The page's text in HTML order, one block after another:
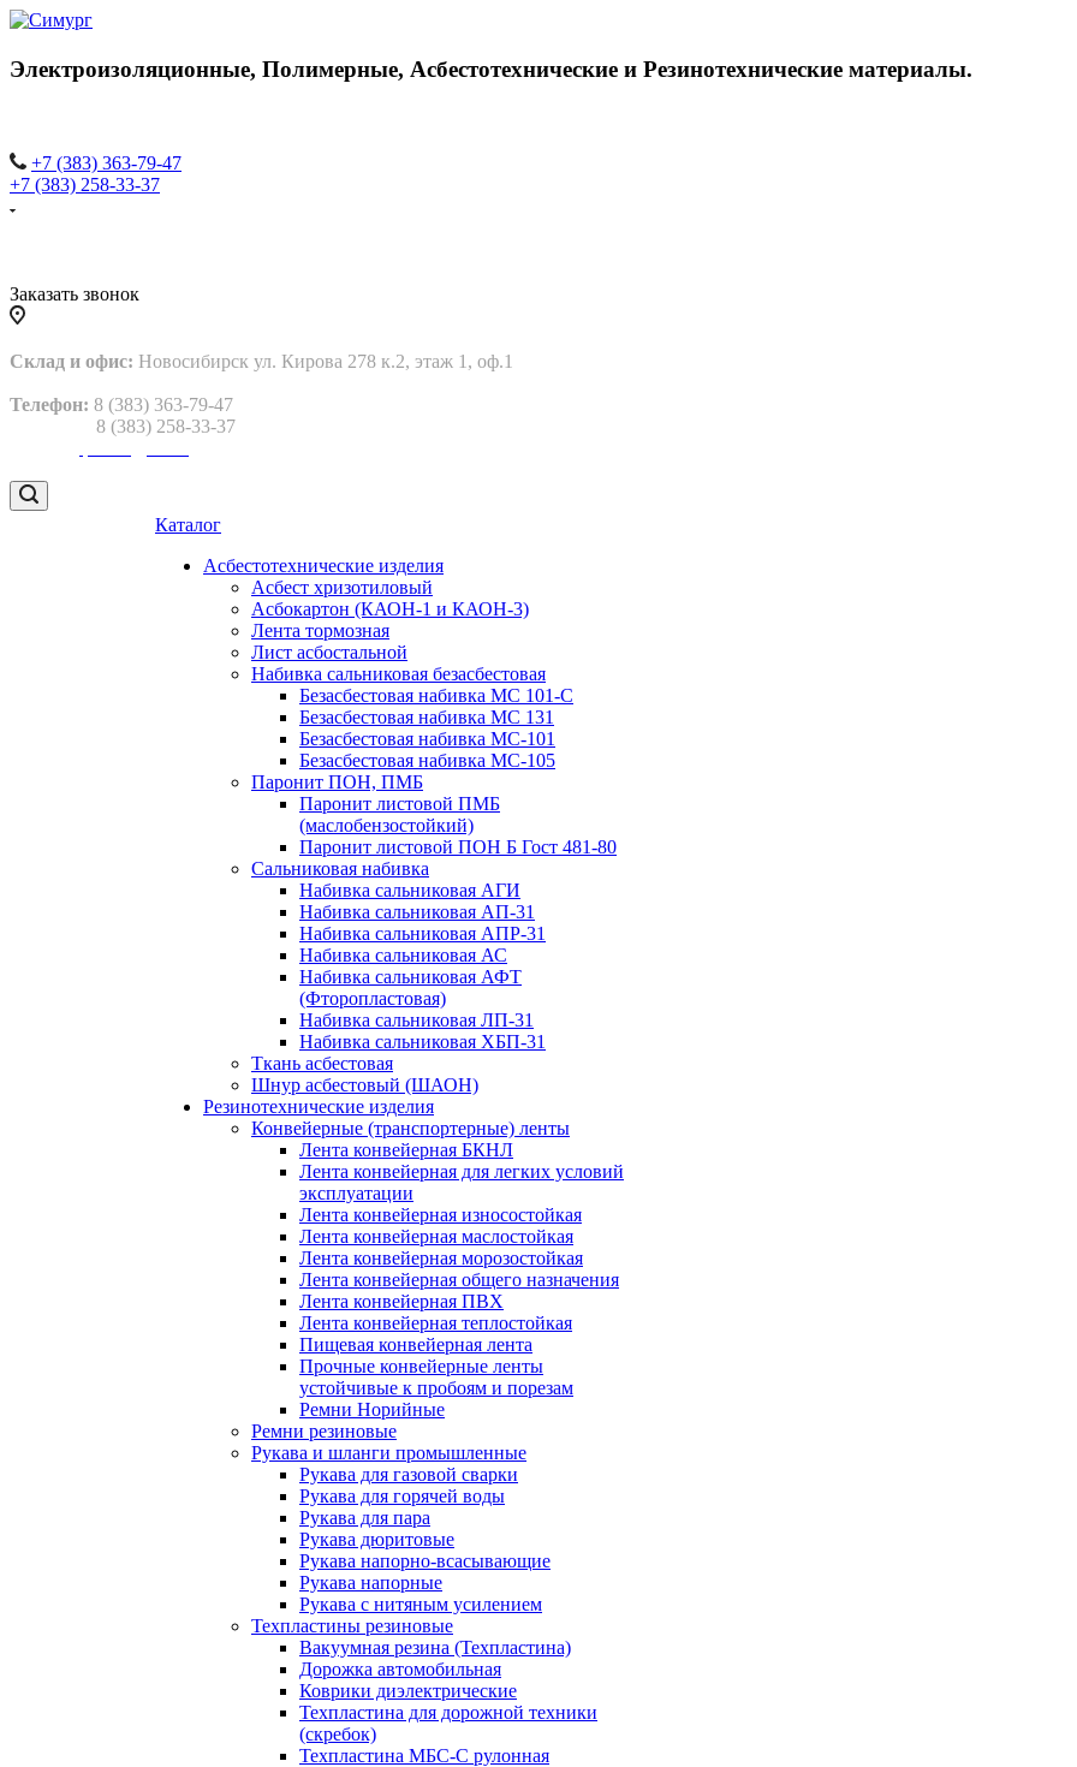
Электроизоляционные, Полимерные, Асбестотехнические и Резинотехнические материалы.
+7 (383) 363-79-47
+7 (383) 258-33-37
Заказать звонок
Склад и офис: Новосибирск ул. Кирова 278 к.2, этаж 1, оф.1
Телефон: 8 (383) 363-79-47
8 (383) 258-33-37
Каталог
Асбестотехнические изделия
Асбест хризотиловый
Асбокартон (КАОН-1 и КАОН-3)
Лента тормозная
Лист асбостальной
Набивка сальниковая безасбестовая
Безасбестовая набивка МС 101-С
Безасбестовая набивка МС 131
Безасбестовая набивка МС-101
Безасбестовая набивка МС-105
Паронит ПОН, ПМБ
Паронит листовой ПМБ
(маслобензостойкий)
Паронит листовой ПОН Б Гост 481-80
Сальниковая набивка
Набивка сальниковая АГИ
Набивка сальниковая АП-31
Набивка сальниковая АПР-31
Набивка сальниковая АС
Набивка сальниковая АФТ
(Фторопластовая)
Набивка сальниковая ЛП-31
Набивка сальниковая ХБП-31
Ткань асбестовая
Шнур асбестовый (ШАОН)
Резинотехнические изделия
Конвейерные (транспортерные) ленты
Лента конвейерная БКНЛ
Лента конвейерная для легких условий
эксплуатации
Лента конвейерная износостойкая
Лента конвейерная маслостойкая
Лента конвейерная морозостойкая
Лента конвейерная общего назначения
Лента конвейерная ПВХ
Лента конвейерная теплостойкая
Пищевая конвейерная лента
Прочные конвейерные ленты
устойчивые к пробоям и порезам
Ремни Норийные
Ремни резиновые
Рукава и шланги промышленные
Рукава для газовой сварки
Рукава для горячей воды
Рукава для пара
Рукава дюритовые
Рукава напорно-всасывающие
Рукава напорные
Рукава с нитяным усилением
Техпластины резиновые
Вакуумная резина (Техпластина)
Дорожка автомобильная
Коврики диэлектрические
Техпластина для дорожной техники
(скребок)
Техпластина МБС-С рулонная